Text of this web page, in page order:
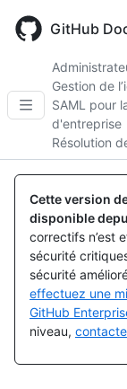
main
GitHub
Gestion de
SAML pour
d'entreprise
Résolution
Cette version
disponible
correctifs n’est
sécurité
sécurité
effectuez une
GitHub
niveau,